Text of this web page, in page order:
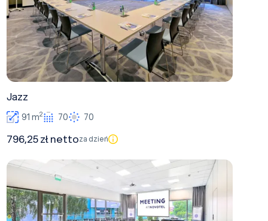
Jazz
91 m2 70 70
796,25 zł nettoza dzień
Sala Bolero